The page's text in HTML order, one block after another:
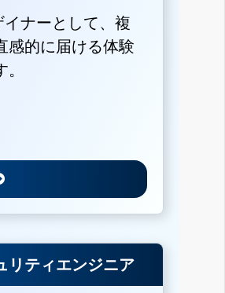
ナーとして、複
感的に届ける体験
リティエンジニア